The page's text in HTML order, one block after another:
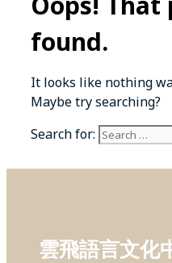
found.
It looks like nothing
Maybe try searching?
Search for:
雲飛語言文化